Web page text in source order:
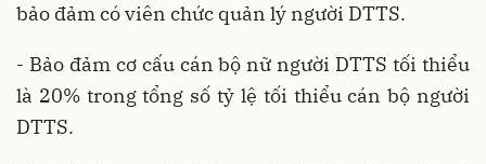
bảo đảm có viên chức quản lý người DTTS.
- Bảo đảm cơ cấu cán bộ nữ người DTTS tối thiểu
là 20% trong tổng số tỷ lệ tối thiểu cán bộ người
DTTS.